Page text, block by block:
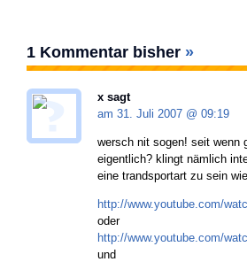
1 Kommentar bisher »
x sagt
am 31. Juli 2007 @ 09:19
wersch nit sogen! seit wenn
eigentlich? klingt nämlich
eine trandsportart zu sein
http://www.youtube.com/
oder
http://www.youtube.com/
und